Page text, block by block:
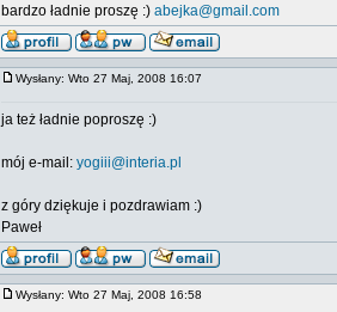
bardzo ładnie proszę :) abejka@gmail.com
Wysłany: Wto 27 Maj, 2008 16:07
ja też ładnie poproszę :)
mój e-mail: yogiii@interia.pl
z góry dziękuje i pozdrawiam :)
Paweł
Wysłany: Wto 27 Maj, 2008 16:58